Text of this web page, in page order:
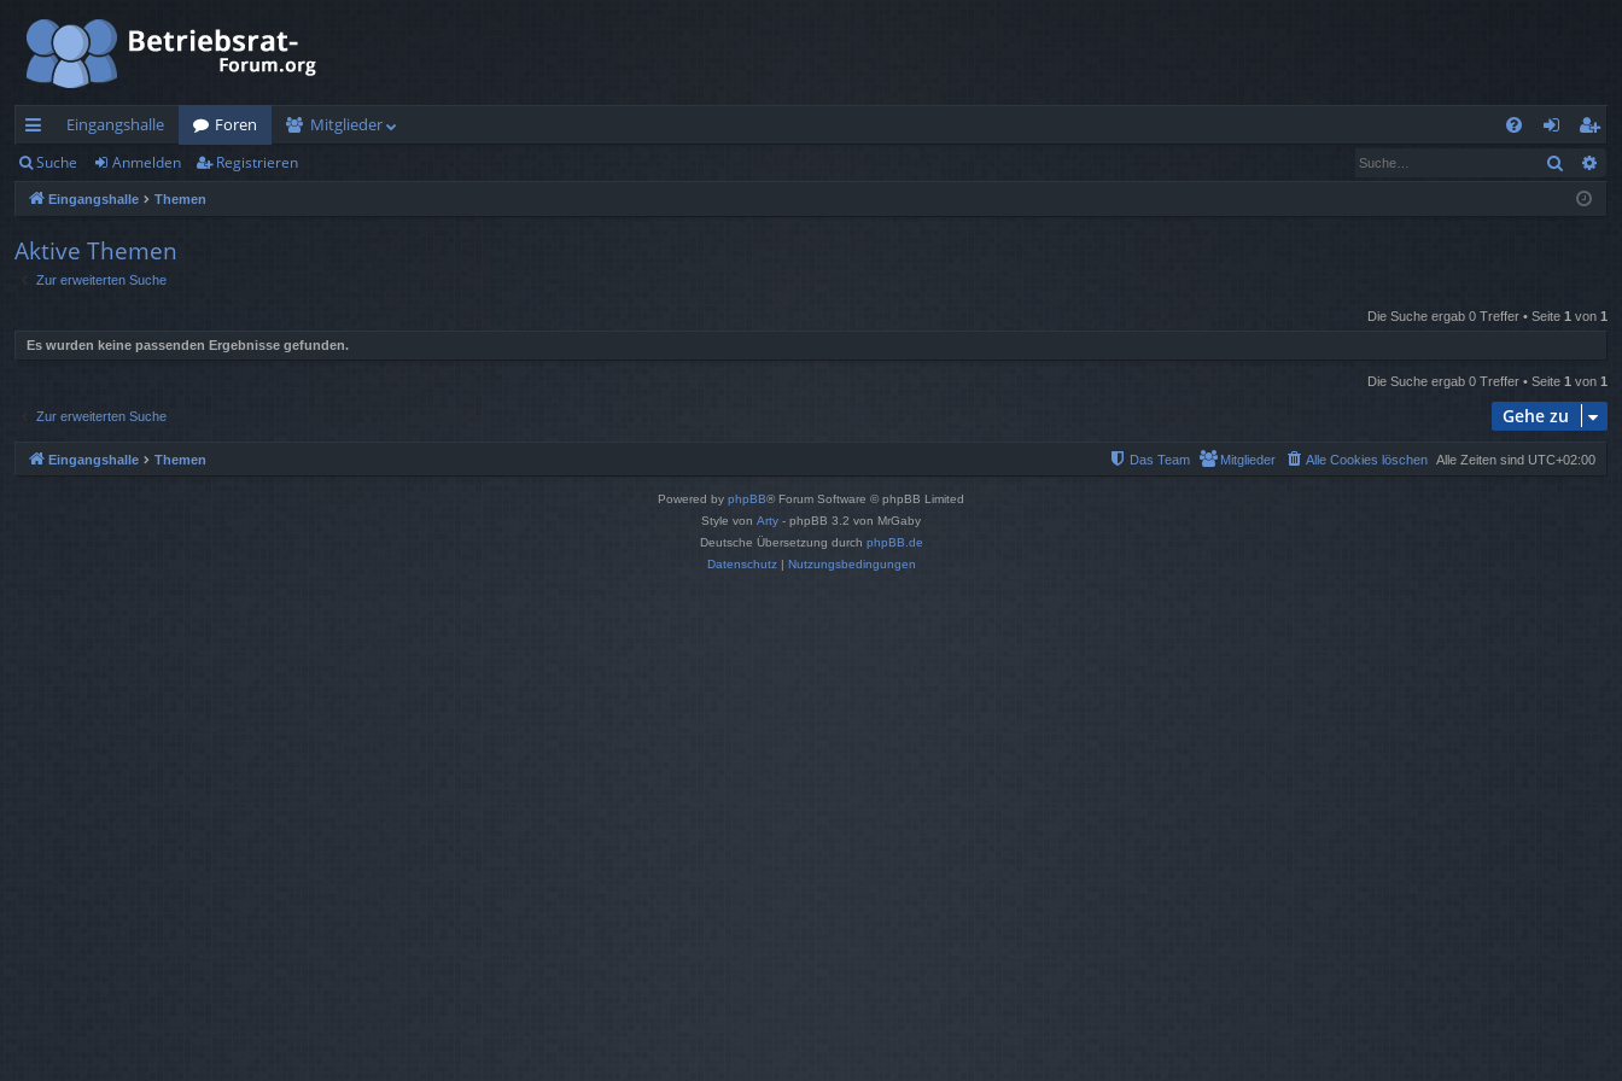
ch
ne
llz
ug
Eingangshalle Foren
Mitglieder
n
n
eg
ist
n
Suche Anmelden Registrieren Suche
Eingangshalle Themen
Aktive Themen
Zur erweiterten Suche
Die Suche ergab 0 Treffer • Seite 1 von 1
Es wurden keine passenden Ergebnisse gefunden.
Die Suche ergab 0 Treffer • Seite 1 von 1
Zur erweiterten Suche Gehe zu
Eingangshalle Themen Alle Zeiten sind UTC+02:00
Alle Cookies löschen
Mitglieder
Das Team
Powered by phpBB® Forum Software © phpBB Limited
Style von Arty - phpBB 3.2 von MrGaby
Deutsche Übersetzung durch phpBB.de
Datenschutz| Nutzungsbedingungen